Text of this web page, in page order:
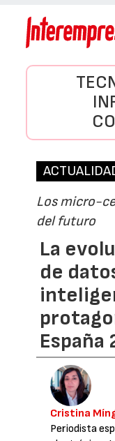
Los micro-
del futuro
La
de
España
Cristina
Periodista